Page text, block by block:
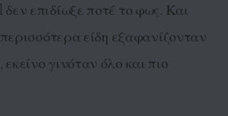
επιδίωξε ποτέ το φως. Και
περισσότερα είδη εξαφανίζονταν
γινόταν όλο και πιο